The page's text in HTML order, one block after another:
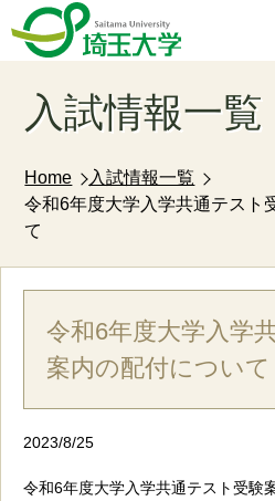
入試情報一覧
Home
入試情報一覧
令和6年度大学入学共通テスト
て
令和6年度大学入学
案内の配付について
2023/8/25
令和6年度大学入学共通テスト受験